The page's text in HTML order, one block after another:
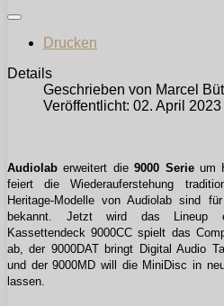
Drucken
Details
Geschrieben von Marcel
Veröffentlicht: 02. April 2023
Audiolab erweitert die9000 Serieum
feiert die Wiederauferstehung
Heritage-Modelle von Audiolab sind
bekannt. Jetzt wird das Lineup
Kassettendeck 9000CC spielt das
ab, der 9000DAT bringt Digital Audio
und der 9000MD will die MiniDisc in
lassen.